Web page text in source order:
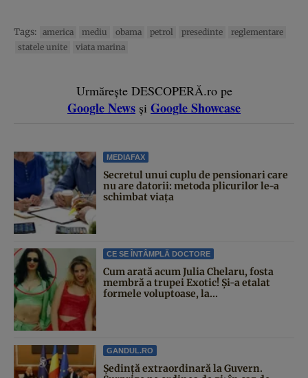
Tags: america mediu obama petrol presedinte
reglementare
statele unite
viata marina
Urmărește DESCOPERĂ.ro pe
Google News și Google Showcase
MEDIAFAX
Secretul unui cuplu de pensionari care
nu are datorii: metoda plicurilor le-a
schimbat viața
CE SE ÎNTÂMPLĂ DOCTORE
Cum arată acum Julia Chelaru, fosta
membră a trupei Exotic! Și-a etalat
formele voluptoase, la...
GANDUL.RO
Şedinţă extraordinară la Guvern.